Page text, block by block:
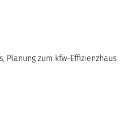
Planung zum kfw-Effizienzhaus